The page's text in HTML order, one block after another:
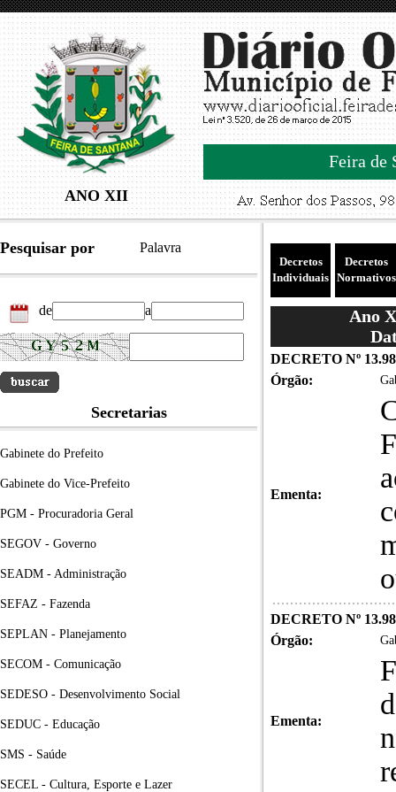
ANO XII
Feira de
Pesquisar por Palavra
de a
Secretarias
Gabinete do Prefeito
Gabinete do Vice-Prefeito
PGM - Procuradoria Geral
SEGOV - Governo
SEADM - Administração
SEFAZ - Fazenda
SEPLAN - Planejamento
SECOM - Comunicação
SEDESO - Desenvolvimento Social
SEDUC - Educação
SMS - Saúde
SECEL - Cultura, Esporte e Lazer
Decretos
Individuais
Decretos
Normativos
Ano
DECRETO Nº
Órgão:
Ementa:
DECRETO Nº
Órgão:
Ementa: